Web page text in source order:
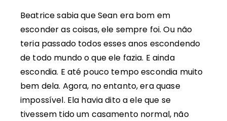
Beatrice sabia que Sean era bom em
esconder as coisas, ele sempre foi. Ou não
teria passado todos esses anos escondendo
de todo mundo o que ele fazia. E ainda
escondia. E até pouco tempo escondia muito
bem dela. Agora, no entanto, era quase
impossível. Ela havia dito a ele que se
tivessem tido um casamento normal, não